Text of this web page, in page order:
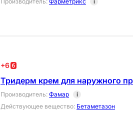
+6
Тридерм крем для наружного
Производитель: Фамар
i
Действующее вещество: Бетаметазон